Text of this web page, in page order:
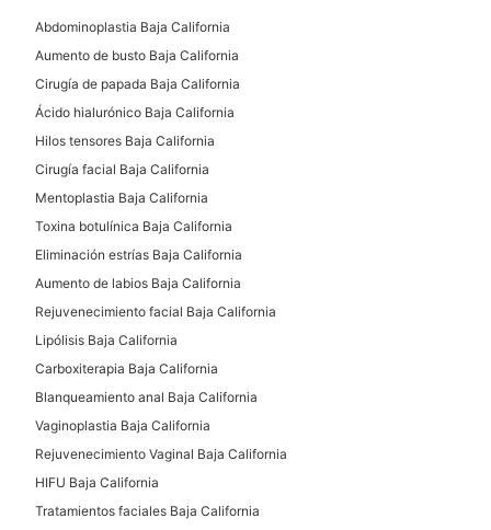
Abdominoplastia Baja California
Aumento de busto Baja California
Cirugía de papada Baja California
Ácido hialurónico Baja California
Hilos tensores Baja California
Cirugía facial Baja California
Mentoplastia Baja California
Toxina botulínica Baja California
Eliminación estrías Baja California
Aumento de labios Baja California
Rejuvenecimiento facial Baja California
Lipólisis Baja California
Carboxiterapia Baja California
Blanqueamiento anal Baja California
Vaginoplastia Baja California
Rejuvenecimiento Vaginal Baja California
HIFU Baja California
Tratamientos faciales Baja California